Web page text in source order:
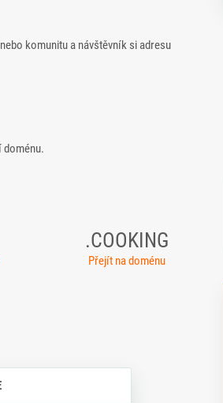
komunitu a návštěvník si adresu
doménu.
.COOKING
Přejít na doménu